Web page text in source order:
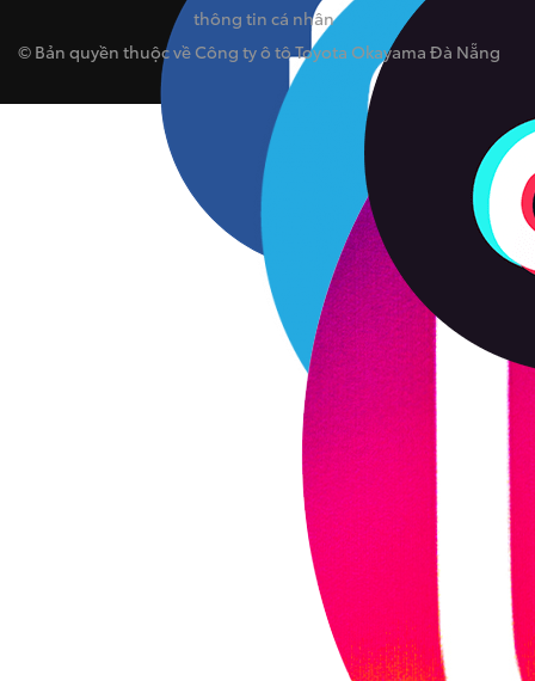
thông tin cá nhân
© Bản quyền thuộc về Công ty ô tô Toyota Okayama Đà Nẵng